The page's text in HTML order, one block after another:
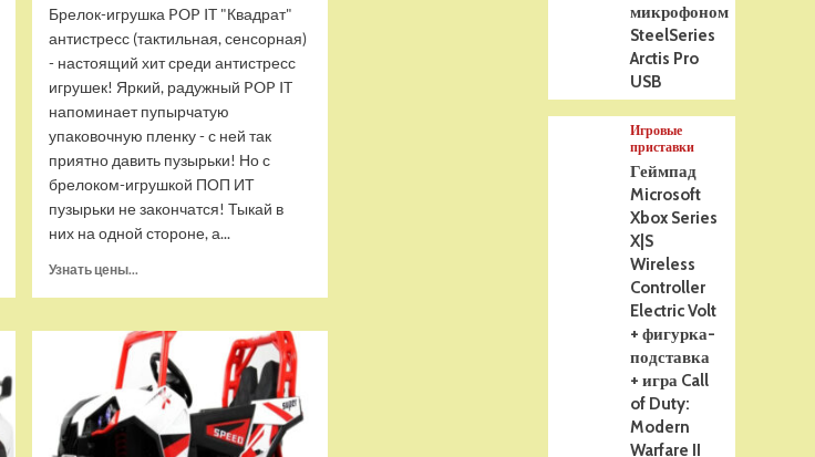
Брелок-игрушка POP IT "Квадрат"
антистресс (тактильная, сенсорная)
- настоящий хит среди антистресс
игрушек! Яркий, радужный POP IT
напоминает пупырчатую
упаковочную пленку - с ней так
приятно давить пузырьки! Но с
брелоком-игрушкой ПОП ИТ
пузырьки не закончатся! Тыкай в
них на одной стороне, а...
Узнать цены...
Брелок-
игрушка
POP
IT
Квадрат
антистресс
микрофоном
SteelSeries
Arctis Pro
USB
Игровые
приставки
Геймпад
Microsoft
Xbox Series
X|S
Wireless
Controller
Electric Volt
+ фигурка-
подставка
+ игра Call
of Duty:
Modern
Warfare II